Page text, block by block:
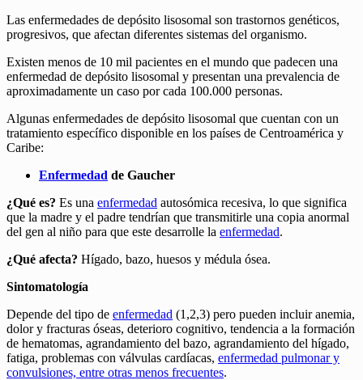
Las enfermedades de depósito lisosomal son trastornos genéticos,
progresivos, que afectan diferentes sistemas del organismo.
Existen menos de 10 mil pacientes en el mundo que padecen una
enfermedad de depósito lisosomal y presentan una prevalencia de
aproximadamente un caso por cada 100.000 personas.
Algunas enfermedades de depósito lisosomal que cuentan con un
tratamiento específico disponible en los países de Centroamérica y
Caribe:
Enfermedad de Gaucher
¿Qué es? Es una enfermedad autosómica recesiva, lo que significa
que la madre y el padre tendrían que transmitirle una copia anormal
del gen al niño para que este desarrolle la enfermedad.
¿Qué afecta? Hígado, bazo, huesos y médula ósea.
Sintomatología
Depende del tipo de enfermedad (1,2,3) pero pueden incluir anemia,
dolor y fracturas óseas, deterioro cognitivo, tendencia a la formación
de hematomas, agrandamiento del bazo, agrandamiento del hígado,
fatiga, problemas con válvulas cardíacas, enfermedad pulmonar y
convulsiones, entre otras menos frecuentes.